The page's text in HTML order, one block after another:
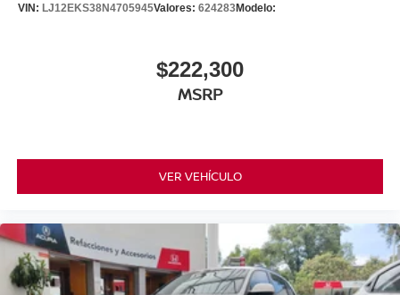
VIN: LJ12EKS38N4705945Valores: 624283Modelo:
$222,300
MSRP
VER VEHÍCULO